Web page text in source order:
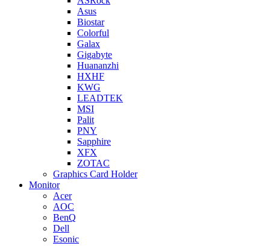
Asus
Biostar
Colorful
Galax
Gigabyte
Huananzhi
HXHF
KWG
LEADTEK
MSI
Palit
PNY
Sapphire
XFX
ZOTAC
Graphics Card Holder
Monitor
Acer
AOC
BenQ
Dell
Esonic